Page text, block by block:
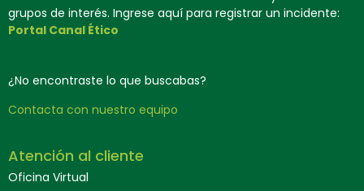
grupos de interés. Ingrese aquí para registrar un incidente:
Portal Canal Ético
¿No encontraste lo que buscabas?
Contacta con nuestro equipo
Atención al cliente
Oficina Virtual